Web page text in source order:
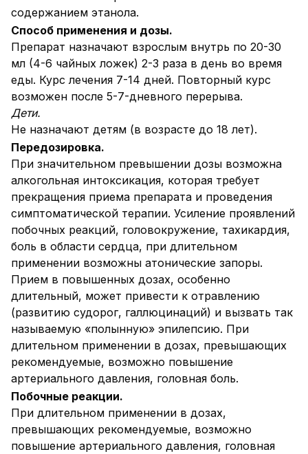
содержанием этанола.
Способ применения и дозы.
Препарат назначают взрослым внутрь по 20-30
мл (4-6 чайных ложек) 2-3 раза в день во время
еды. Курс лечения 7-14 дней. Повторный курс
возможен после 5-7-дневного перерыва.
Дети.
Не назначают детям (в возрасте до 18 лет).
Передозировка.
При значительном превышении дозы возможна
алкогольная интоксикация, которая требует
прекращения приема препарата и проведения
симптоматической терапии. Усиление проявлений
побочных реакций, головокружение, тахикардия,
боль в области сердца, при длительном
применении возможны атонические запоры.
Прием в повышенных дозах, особенно
длительный, может привести к отравлению
(развитию судорог, галлюцинаций) и вызвать так
называемую «полынную» эпилепсию. При
длительном применении в дозах, превышающих
рекомендуемые, возможно повышение
артериального давления, головная боль.
Побочные реакции.
При длительном применении в дозах,
превышающих рекомендуемые, возможно
повышение артериального давления, головная